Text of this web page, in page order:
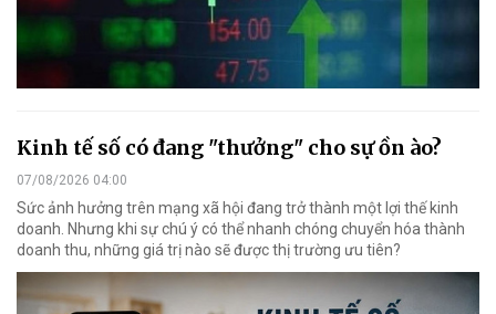
Kinh tế số có đang "thưởng" cho sự ồn ào?
07/08/2026 04:00
Sức ảnh hưởng trên mạng xã hội đang trở thành một lợi thế kinh
doanh. Nhưng khi sự chú ý có thể nhanh chóng chuyển hóa thành
doanh thu, những giá trị nào sẽ được thị trường ưu tiên?